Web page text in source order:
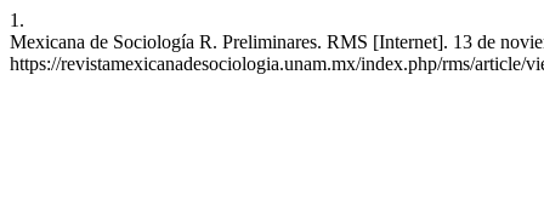
1.
Mexicana de Sociología R. Preliminares. RMS [Internet]. 13 de
https://revistamexicanadesociologia.unam.mx/index.php/rms/article/